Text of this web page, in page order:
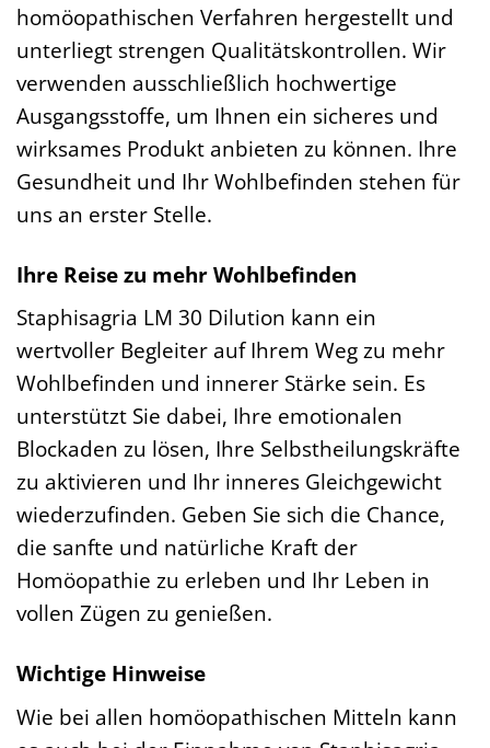
homöopathischen Verfahren hergestellt und
unterliegt strengen Qualitätskontrollen. Wir
verwenden ausschließlich hochwertige
Ausgangsstoffe, um Ihnen ein sicheres und
wirksames Produkt anbieten zu können. Ihre
Gesundheit und Ihr Wohlbefinden stehen für
uns an erster Stelle.
Ihre Reise zu mehr Wohlbefinden
Staphisagria LM 30 Dilution kann ein
wertvoller Begleiter auf Ihrem Weg zu mehr
Wohlbefinden und innerer Stärke sein. Es
unterstützt Sie dabei, Ihre emotionalen
Blockaden zu lösen, Ihre Selbstheilungskräfte
zu aktivieren und Ihr inneres Gleichgewicht
wiederzufinden. Geben Sie sich die Chance,
die sanfte und natürliche Kraft der
Homöopathie zu erleben und Ihr Leben in
vollen Zügen zu genießen.
Wichtige Hinweise
Wie bei allen homöopathischen Mitteln kann